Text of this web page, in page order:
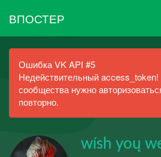
ВПОСТЕР
Ошибка VK API #5
Недействительный
сообщества нужно
повторно.
wísh yoų